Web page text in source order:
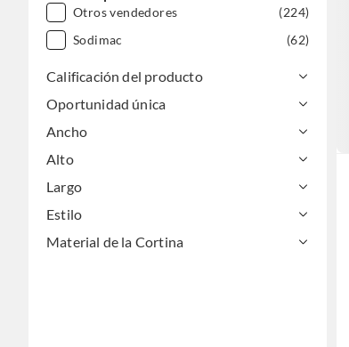
Otros vendedores
(224)
Sodimac
(62)
Calificación del producto
Oportunidad única
Ancho
Alto
Largo
Estilo
Material de la Cortina